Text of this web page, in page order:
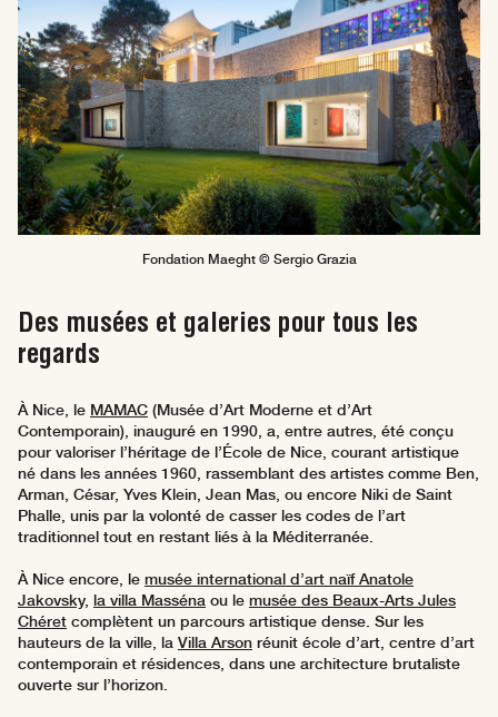
Fondation Maeght © Sergio Grazia
Des musées et galeries pour tous les
regards
À Nice, le MAMAC (Musée d’Art Moderne et d’Art
Contemporain), inauguré en 1990, a, entre autres, été conçu
pour valoriser l’héritage de l’École de Nice, courant artistique
né dans les années 1960, rassemblant des artistes comme Ben,
Arman, César, Yves Klein, Jean Mas, ou encore Niki de Saint
Phalle, unis par la volonté de casser les codes de l’art
traditionnel tout en restant liés à la Méditerranée.
À Nice encore, le musée international d’art naïf Anatole
Jakovsky, la villa Masséna ou le musée des Beaux-Arts Jules
Chéret complètent un parcours artistique dense. Sur les
hauteurs de la ville, la Villa Arson réunit école d’art, centre d’art
contemporain et résidences, dans une architecture brutaliste
ouverte sur l’horizon.